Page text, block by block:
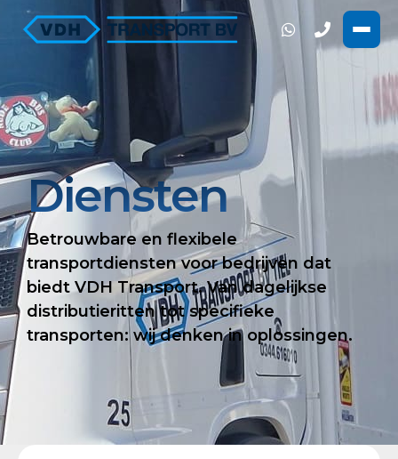
Diensten
Betrouwbare en flexibele
transportdiensten voor bedrijven dat
biedt VDH Transport. Van dagelijkse
distributieritten tot specifieke
transporten: wij denken in oplossingen.